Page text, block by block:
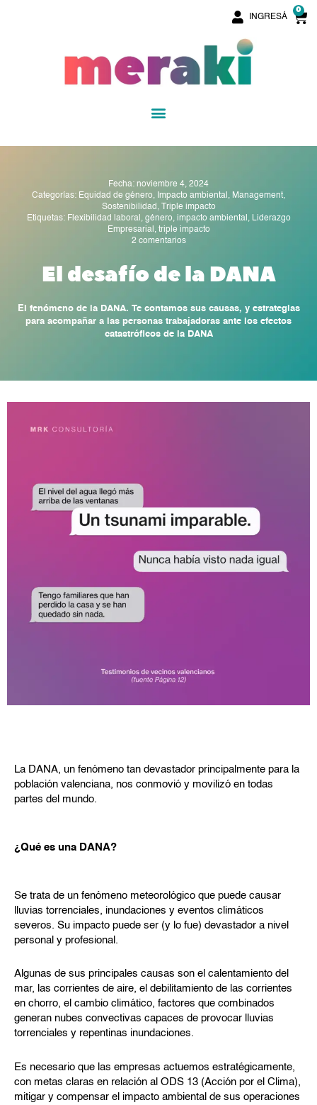
INGRESÁ
0
Menu
Fecha: noviembre 4, 2024
Categorías: Equidad de género, Impacto ambiental , Management,
Sostenibilidad ,
Triple impacto
Etiquetas: Flexibilidad laboral , género, impacto ambiental , Liderazgo
Empresarial , triple impacto
2 comentarios
El desafío de la DANA
El fenómeno de la DANA. Te contamos sus causas, y estrategias
para acompañar a las personas trabajadoras ante los efectos
catastróficos de la DANA
La DANA, un fenómeno tan devastador principalmente para la
población valenciana, nos conmovió y movilizó en todas
partes del mundo.
¿Qué es una DANA?
Se trata de un fenómeno meteorológico que puede causar
lluvias torrenciales, inundaciones y eventos climáticos
severos. Su impacto puede ser (y lo fue) devastador a nivel
personal y profesional.
Algunas de sus principales causas son el calentamiento del
mar, las corrientes de aire, el debilitamiento de las corrientes
en chorro, el cambio climático, factores que combinados
generan nubes convectivas capaces de provocar lluvias
torrenciales y repentinas inundaciones.
Es necesario que las empresas actuemos estratégicamente,
con metas claras en relación al ODS 13 (Acción por el Clima),
mitigar y compensar el impacto ambiental de sus operaciones